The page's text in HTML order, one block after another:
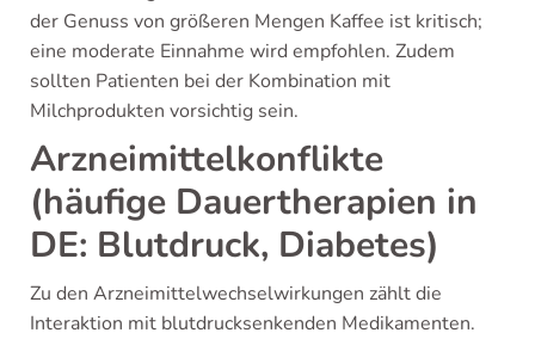
der Genuss von größeren Mengen Kaffee ist kritisch;
eine moderate Einnahme wird empfohlen. Zudem
sollten Patienten bei der Kombination mit
Milchprodukten vorsichtig sein.
Arzneimittelkonflikte
(häufige Dauertherapien in
DE: Blutdruck, Diabetes)
Zu den Arzneimittelwechselwirkungen zählt die
Interaktion mit blutdrucksenkenden Medikamenten.